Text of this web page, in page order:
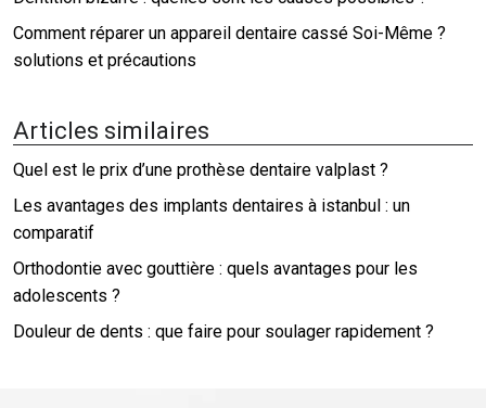
Comment réparer un appareil dentaire cassé Soi-Même ?
solutions et précautions
Articles similaires
Quel est le prix d’une prothèse dentaire valplast ?
Les avantages des implants dentaires à istanbul : un
comparatif
Orthodontie avec gouttière : quels avantages pour les
adolescents ?
Douleur de dents : que faire pour soulager rapidement ?